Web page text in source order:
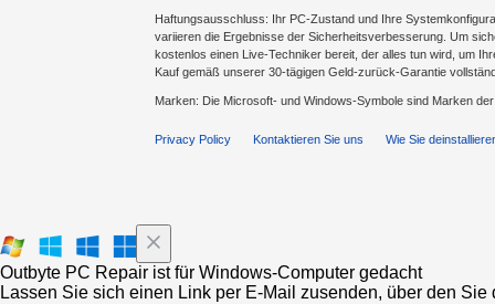
Haftungsausschluss: Ihr PC-Zustand und Ihre
variieren die Ergebnisse der Sicherheitsverbesserung. Um
kostenlos einen Live-Techniker bereit, der alles tun wird, um
Kauf gemäß unserer 30-tägigen Geld-zurück-Garantie
Marken: Die Microsoft- und Windows-Symbole sind Marken
Privacy Policy Kontaktieren Sie uns Wie Sie
Outbyte PC Repair ist für Windows-Computer gedacht
Lassen Sie sich einen Link per E-Mail zusenden, über den